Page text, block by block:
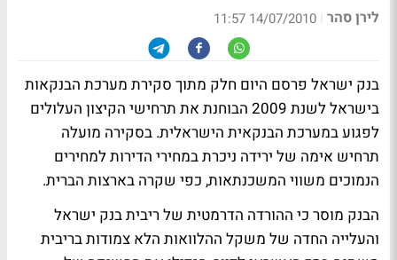
לירן סהר |
14/07/2010 11:57
בנק ישראל פרסם היום חלק מתוך סקירת מערכת הבנקאות
בישראל לשנת 2009 הבוחנת את תרחישי הקיצון העלולים
לפגוע במערכת הבנקאית הישראלית. בסקירה מועלה
תרחיש אימה של ירידה ניכרת במחירי הדירות למחירים
הנמוכים משווי המשכנתאות, כפי שקרה בארצות הברית.
הבנק מוסר כי ההורדה הדרמטית של ריבית בנק ישראל
והעלייה החדה של משקל ההלוואות הלא צמודות בריבית